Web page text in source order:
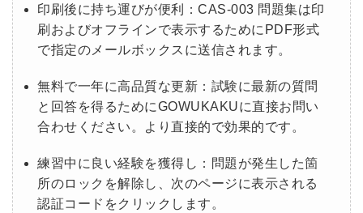
印刷後に持ち運びが便利：CAS-003 問題集は印
刷およびオフラインで表示するためにPDF形式
で指定のメールボックスに送信されます。
無料で一年に高品質な更新：試験に最新の質問
と回答を得るためにGOWUKAKUに直接お問い
合わせください。より直接的で効果的です。
練習中に良い経験を獲得し：問題が発生した箇
所のロックを解除し、次のページに表示される
認証コードをクリックします。